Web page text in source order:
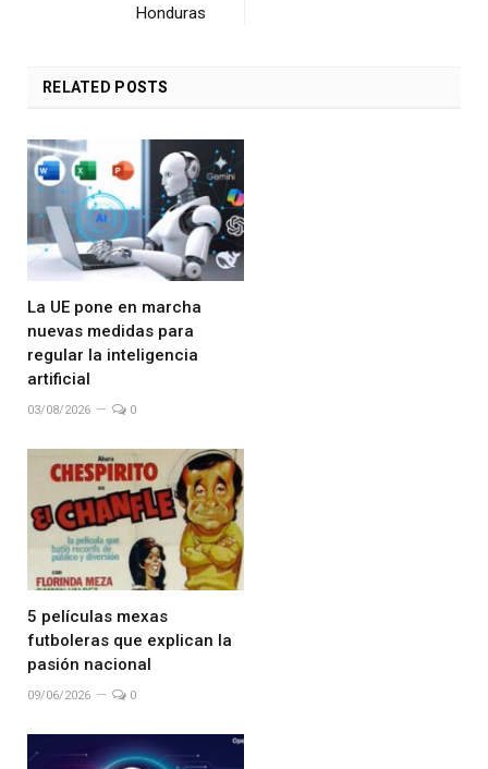
Honduras
RELATED POSTS
La UE pone en marcha
nuevas medidas para
regular la inteligencia
artificial
03/08/2026 0
5 películas mexas
futboleras que explican la
pasión nacional
09/06/2026 0